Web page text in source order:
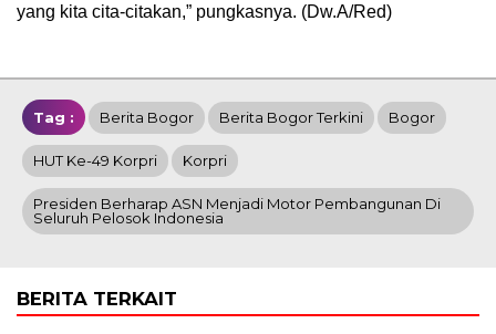
yang kita cita-citakan,” pungkasnya. (Dw.A/Red)
Tag : Berita Bogor Berita Bogor Terkini Bogor
HUT Ke-49 Korpri Korpri
Presiden Berharap ASN Menjadi Motor Pembangunan Di
Seluruh Pelosok Indonesia
BERITA TERKAIT